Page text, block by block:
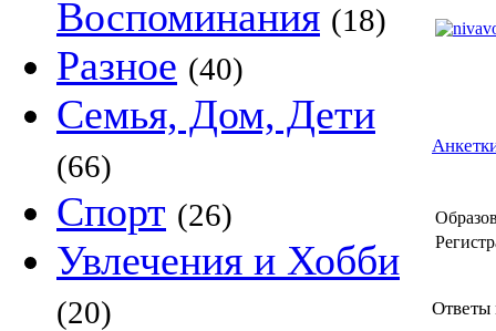
Воспоминания (18)
Разное (40)
Семья, Дом, Дети
(66)
Спорт (26)
Увлечения и Хобби
(20) Ответы